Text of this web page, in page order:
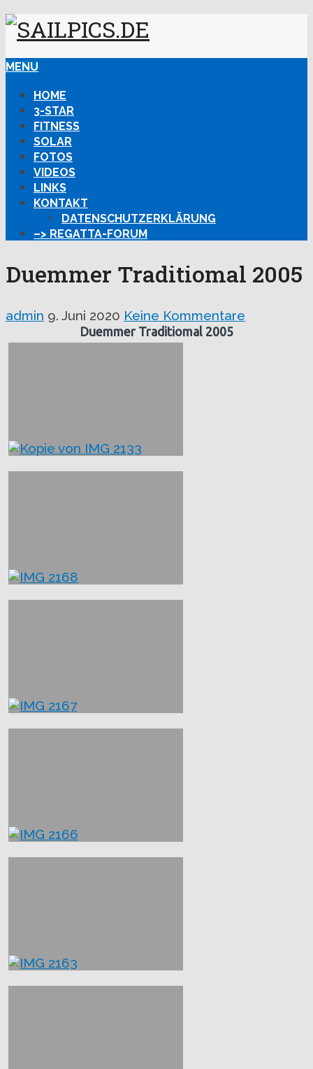
MENU
HOME
3-STAR
FITNESS
SOLAR
FOTOS
VIDEOS
LINKS
KONTAKT
DATENSCHUTZERKLÄRUNG
–> REGATTA-FORUM
Duemmer Traditiomal 2005
admin 9. Juni 2020 Keine Kommentare
Duemmer Traditiomal 2005